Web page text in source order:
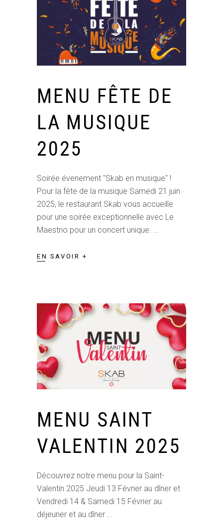
MENU FÊTE DE
LA MUSIQUE
2025
Soirée évenement "Skab en musique" !
Pour la fête de la musique Samedi 21 juin
2025, le restaurant Skab vous accueille
pour une soirée exceptionnelle avec Le
Maestrio pour un concert unique.
EN SAVOIR +
MENU SAINT
VALENTIN 2025
Découvrez notre menu pour la Saint-
Valentin 2025 Jeudi 13 Février au dîner et
Vendredi 14 & Samedi 15 Février au
déjeuner et au dîner